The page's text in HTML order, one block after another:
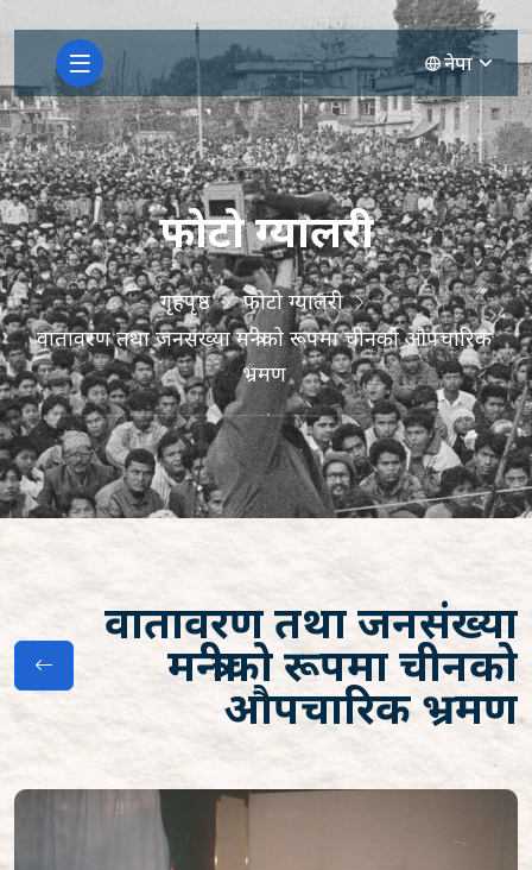
नेपा
फोटो ग्यालरी
गृहपृष्ठ
फोटो ग्यालरी
वातावरण तथा जनसंख्या मन्त्रीको रूपमा चीनको औपचारिक
भ्रमण
वातावरण तथा जनसंख्या
मन्त्रीको रूपमा चीनको
औपचारिक भ्रमण